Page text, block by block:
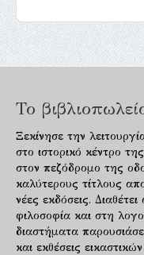
Το
Ξεκίνησε την
στο ιστορικό κέντρο
στον πεζόδρομο της
καλύτερους τίτλους
νέες εκδόσεις.
φιλοσοφία και στη
διαστήματα
και εκθέσεις